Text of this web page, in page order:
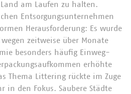
am Laufen zu halten.
Entsorgungsunternehmen
Herausforderung: Es wurde
zeitweise über Monate
besonders häufig Einweg-
erhöhte
Thema Littering rückte im Zuge
in den Fokus. Saubere Städte